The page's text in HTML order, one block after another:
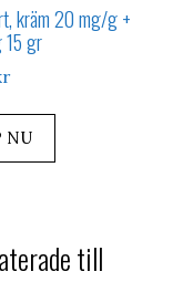
kräm 20 mg/g +
gr
NU
till